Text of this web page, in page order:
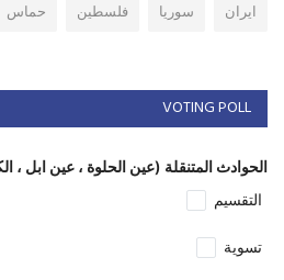
ايران
سوريا فلسطين حماس
VOTING POLL
الحوادث المتنقلة (عين الحلوة ، عين ابل ،
التقسيم
تسوية